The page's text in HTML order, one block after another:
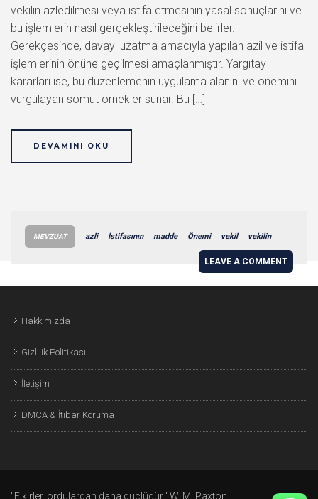
vekilin azledilmesi veya istifa etmesinin yasal sonuçlarını ve
bu işlemlerin nasıl gerçekleştirileceğini belirler.
Gerekçesinde, davayı uzatma amacıyla yapılan azil ve istifa
işlemlerinin önüne geçilmesi amaçlanmıştır. Yargıtay
kararları ise, bu düzenlemenin uygulama alanını ve önemini
vurgulayan somut örnekler sunar. Bu […]
DEVAMINI OKU
MEVZUAT azli İstifasının madde Önemi vekil vekilin
LEAVE A COMMENT
Hakkımızda
Gizlilik Politikası
İletişim
DMCA & İtibar Koruma
"Fikirler, ordulardan daha güçlüdür." W. M. Paxton